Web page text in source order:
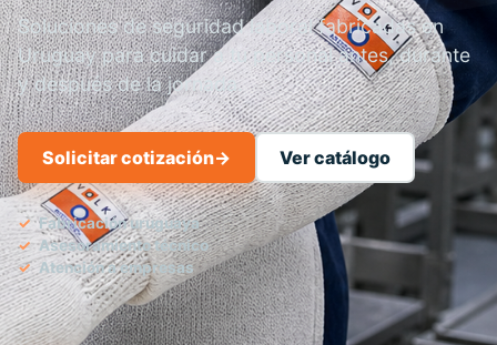
Soluciones de seguridad laboral fabricadas en
Uruguay para cuidar a tu personal antes, durante
y después de la jornada.
Solicitar cotización→ Ver catálogo
Fabricación uruguaya
Asesoramiento técnico
Atención a empresas